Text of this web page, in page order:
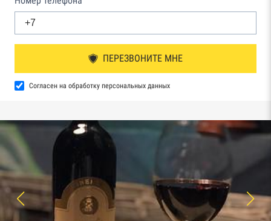
ПЕРЕЗВОНИТЕ МНЕ
Согласен на обработку персональных данных